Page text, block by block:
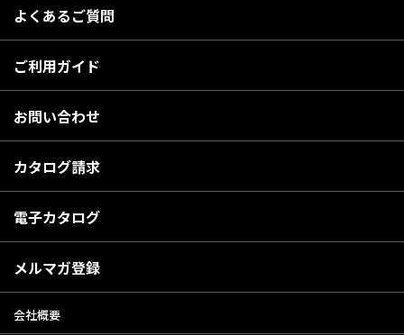
よくあるご質問
ご利用ガイド
お問い合わせ
カタログ請求
電子カタログ
メルマガ登録
会社概要